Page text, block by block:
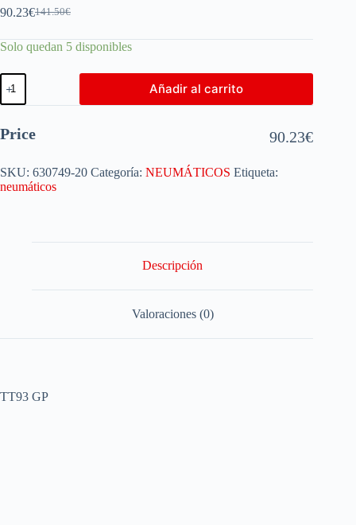
141.50€
90.23€
Solo quedan 5 disponibles
Añadir al carrito
Price 90.23€
SKU: 630749-20 Categoría: NEUMÁTICOS Etiqueta:
neumáticos
Descripción
Valoraciones (0)
TT93 GP